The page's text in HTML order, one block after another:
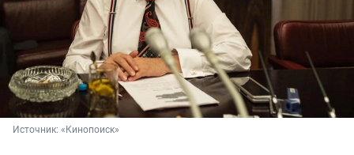
Источник: «Кинопоиск»